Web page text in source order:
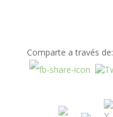
Comparte a través de: